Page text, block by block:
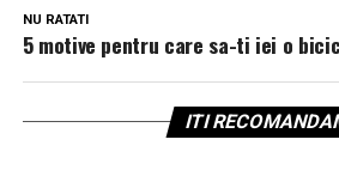
NU RATATI
5 motive pentru care sa-ti iei o
ITI